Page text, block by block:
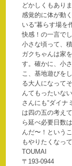
どかしくもあり
感覚的に体が動
いる“暮らす場を
快感！の一言でし
小さな頃って、
ガクちゃんは家
す。確かに、小
こ、基地遊びを
る大人になって
んてもったいな
さんにも“ダイナ
は四の五の考え
ら延べ必要日数
んだ〜！という
もやりたくなっ
TOUMAI
〒193-0944